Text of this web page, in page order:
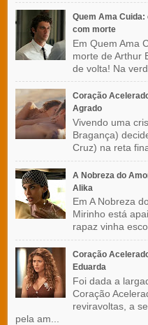
Quem Ama
com morte
Em Quem Ama
morte de Arthur
de volta! Na
Coração
Agrado
Vivendo uma
Bragança)
Cruz) na reta
A Nobreza do
Alika
Em A Nobreza
Mirinho está
rapaz vinha
Coração
Eduarda
Foi dada a
Coração
reviravoltas, a
pela am...